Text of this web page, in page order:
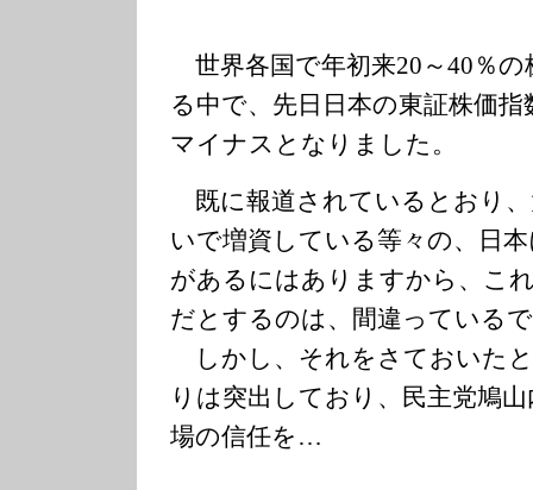
世界各国で年初来20～40％
る中で、先日日本の東証株価
マイナスとなりました。
既に報道されているとおり、
いで増資している等々の、日
があるにはありますから、こ
だとするのは、間違っている
しかし、それをさておいた
りは突出しており、民主党鳩
場の信任を…